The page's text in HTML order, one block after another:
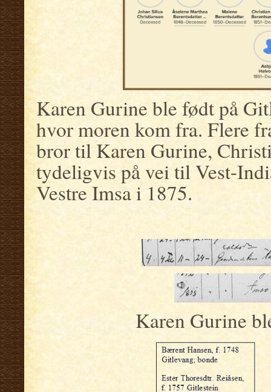
Karen Gurine ble født på
hvor moren kom fra. Flere
bror til Karen Gurine,
tydeligvis på vei til Vest-
Vestre Imsa i 1875.
Karen Gurine